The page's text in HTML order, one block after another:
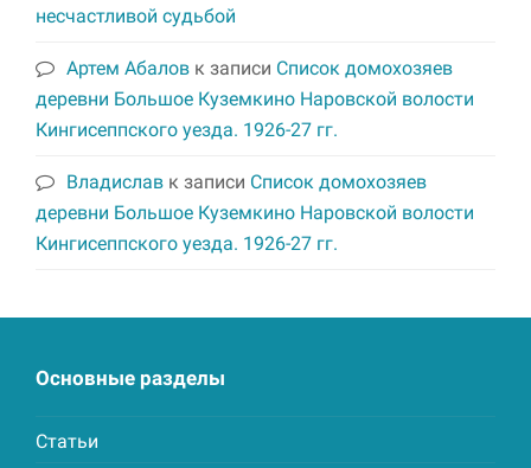
несчастливой судьбой
Артем Абалов к записи Список домохозяев
деревни Большое Куземкино Наровской волости
Кингисеппского уезда. 1926-27 гг.
Владислав к записи Список домохозяев
деревни Большое Куземкино Наровской волости
Кингисеппского уезда. 1926-27 гг.
Основные разделы
Статьи